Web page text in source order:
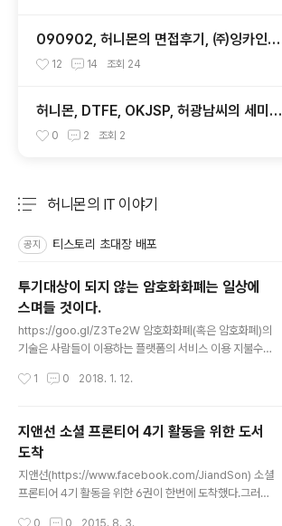
090902, 허니몬의 면접후기, ㈜잉카인터
넷 기술 면접 후 또한번 깨달음을 얻다. ㅡ
12 14 조회 24
허니몬, DTFE, OKJSP, 허광남씨의 세미나
를 듣다. 개발자 생존 가이드. ^^
0 2 조회 2
허니몬의 IT 이야기
공지 티스토리 초대장 배포
투기대상이 되지 않는 암호화화폐는 일상에
스며들 것이다.
https://goo.gl/Z3Te2W 암호화화폐(혹은 암호화폐)의
기술은 사람들이 이용하는 플랫폼의 서비스 이용 지불수단
고... 채굴은 플랫폼 제공자가 자체적으로 알아서 하면서 관
관리하면 그 활용도는 무궁무진하다고 생각하다. 와우 복
귀를 할까 생각하는 중에,게임속 골드를 시세에 따라 원화
로 사고파는 풍경게임속 골드를 지불하여 게임이용권 결제
경매를 통해서 시세가 결정 아이템거래사이트(거래소): 와
우 골드를 팔아서 다른 게임 골드구매 암호화화폐를 바라
1 0 2018. 1. 12.
지앤선 소셜 프론티어 4기 활동을 위한 도서
도착
지앤선(https://www.facebook.com/JiandSon) 소셜
프론티어 4기 활동을 위한 6권이 한번에 도착했다.그러고
0 0 2015. 8. 3.